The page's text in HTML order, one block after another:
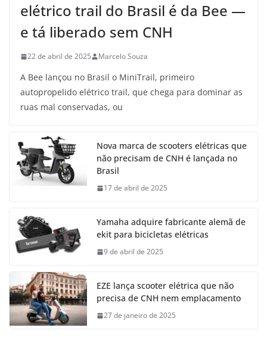
elétrico trail do Brasil é da Bee —
e tá liberado sem CNH
22 de abril de 2025 Marcelo Souza
A Bee lançou no Brasil o MiniTrail, primeiro
autopropelido elétrico trail, que chega para dominar as
ruas mal conservadas, ou
Nova marca de scooters elétricas que
não precisam de CNH é lançada no
Brasil
17 de abril de 2025
Yamaha adquire fabricante alemã de
ekit para bicicletas elétricas
9 de abril de 2025
EZE lança scooter elétrica que não
precisa de CNH nem emplacamento
27 de janeiro de 2025